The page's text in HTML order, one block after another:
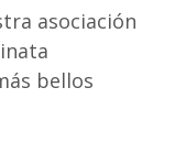
asociación
bellos